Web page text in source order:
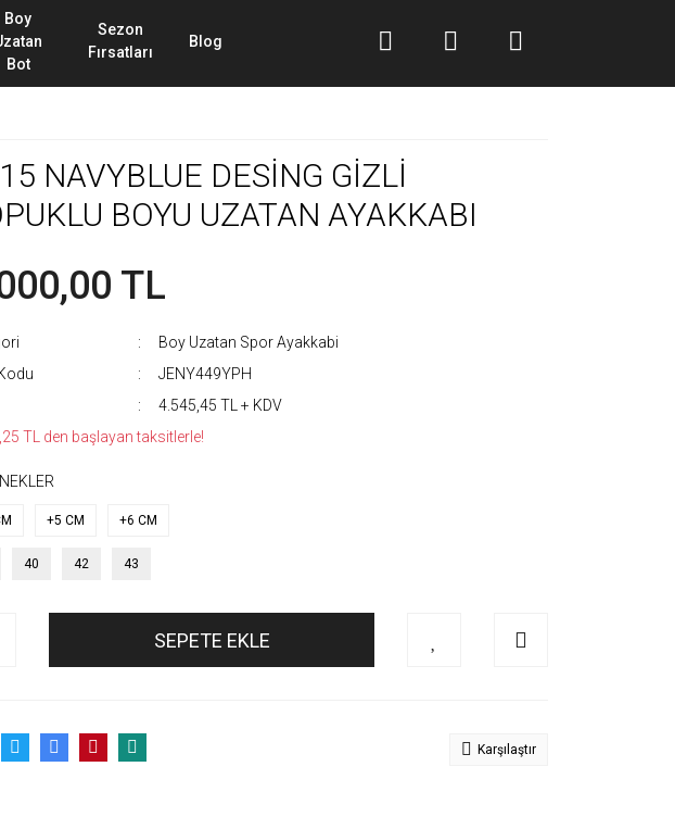
Boy
Bot
Sezon
Fırsatları
Blog
NAVYBLUE DESİNG GİZLİ
BOYU UZATAN AYAKKABI
TL
Boy Uzatan Spor Ayakkabi
JENY449YPH
4.545,45 TL + KDV
TL den başlayan taksitlerle!
+5 CM +6 CM
40 42 43
SEPETE EKLE
Karşılaştır